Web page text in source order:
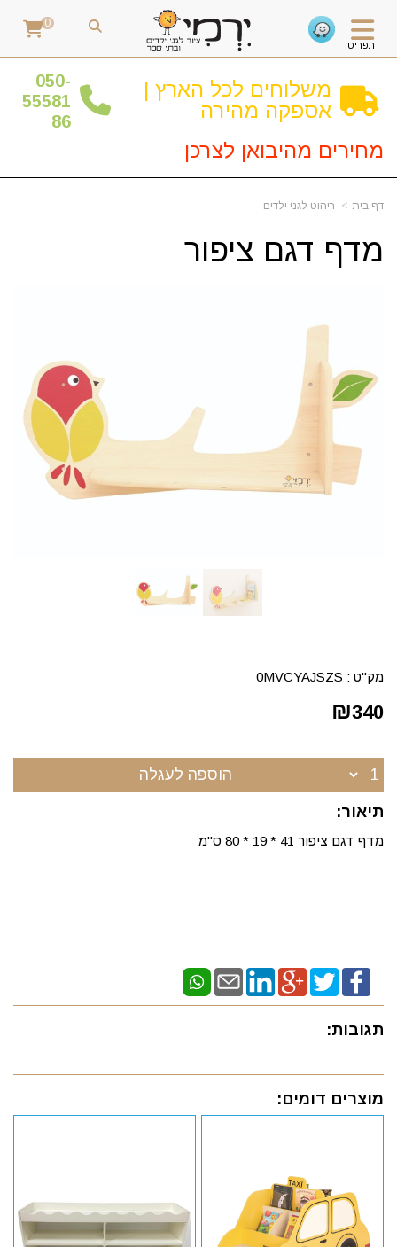
תפריט
0
משלוחים לכל הארץ |
אספקה מהירה
050-
55581
86
מחירים מהיבואן לצרכן
דף בית ריהוט לגני ילדים
מדף דגם ציפור
מק"ט : 0MVCYAJSZS
₪340
הוספה לעגלה
תיאור:
מדף דגם ציפור 41 * 19 * 80 ס"מ
תגובות:
מוצרים דומים: